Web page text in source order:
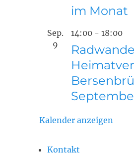
im Monat
Sep.
9
14:00 - 18:00
Kalender anzeigen
Kontakt